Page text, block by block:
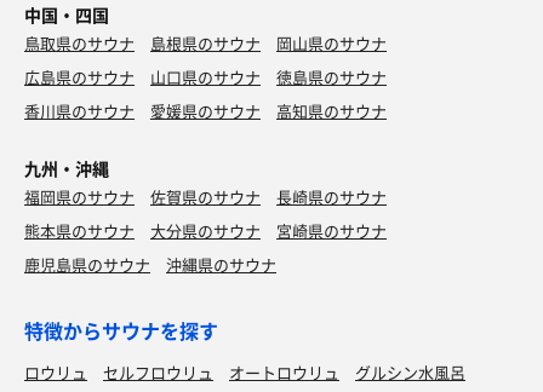
中国・四国
鳥取県のサウナ 島根県のサウナ
岡山県のサウナ
広島県のサウナ
山口県のサウナ
徳島県のサウナ
香川県のサウナ
愛媛県のサウナ 高知県のサウナ
九州・沖縄
福岡県のサウナ 佐賀県のサウナ
長崎県のサウナ
熊本県のサウナ
大分県のサウナ
宮崎県のサウナ
鹿児島県のサウナ
沖縄県のサウナ
特徴からサウナを探す
ロウリュ セルフロウリュ オートロウリュ
グルシン水風呂